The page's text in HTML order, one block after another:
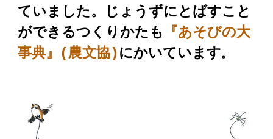
ていました。じょうずにとばすこと
ができるつくりかたも
『あそびの大
事典』(農文協) にかいています。